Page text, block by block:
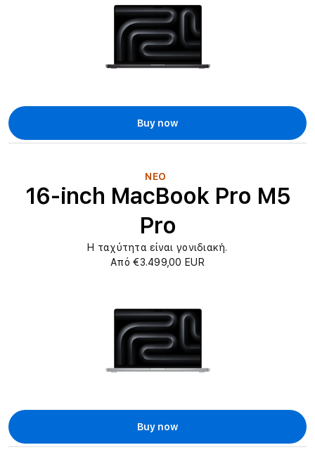
Buy now
ΝΕΟ
16-inch MacBook Pro M5
Pro
Η ταχύτητα είναι γονιδιακή.
Από €3.499,00 EUR
Buy now